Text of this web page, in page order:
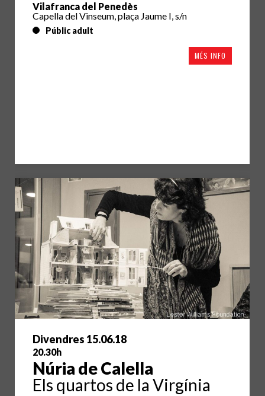
Vilafranca del Penedès
Capella del Vinseum, plaça Jaume I, s/n
Públic adult
MÉS INFO
Divendres 15.06.18
20.30h
Núria de Calella
Els quartos de la Virgínia